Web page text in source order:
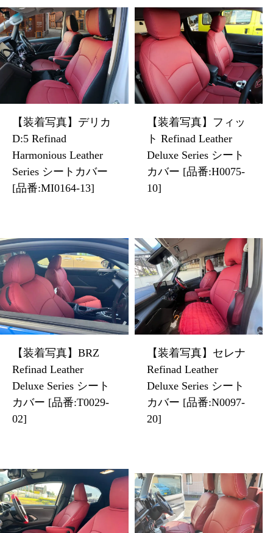
【装着写真】デリカ
D:5 Refinad
Harmonious Leather
Series シートカバー
[品番:MI0164-13]
【装着写真】フィッ
ト Refinad Leather
Deluxe Series シート
カバー [品番:H0075-
10]
【装着写真】BRZ
Refinad Leather
Deluxe Series シート
カバー [品番:T0029-
02]
【装着写真】セレナ
Refinad Leather
Deluxe Series シート
カバー [品番:N0097-
20]